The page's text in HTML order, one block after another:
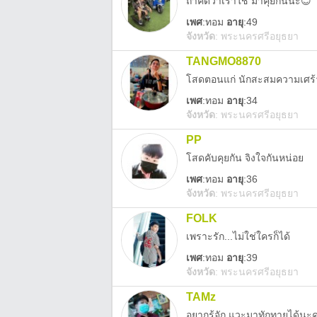
เพศ:ทอม อายุ:49
จังหวัด: พระนครศรีอยุธยา
TANGMO8870
โสดตอนแก่ นักสะสมความเศร้
เพศ:ทอม อายุ:34
จังหวัด: พระนครศรีอยุธยา
PP
โสดคับคุยกัน จิงใจกันหน่อย
เพศ:ทอม อายุ:36
จังหวัด: พระนครศรีอยุธยา
FOLK
เพราะรัก...ไม่ใช่ใครก็ได้
เพศ:ทอม อายุ:39
จังหวัด: พระนครศรีอยุธยา
TAMz